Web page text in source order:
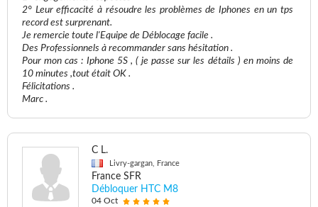
2° Leur efficacité à résoudre les problèmes de Iphones en un tps
record est surprenant.
Je remercie toute l'Equipe de Déblocage facile .
Des Professionnels à recommander sans hésitation .
Pour mon cas : Iphone 5S , ( je passe sur les détails ) en moins de
10 minutes ,tout était OK .
Félicitations .
Marc .
C L.
Livry-gargan, France
France SFR
Débloquer HTC M8
04 Oct